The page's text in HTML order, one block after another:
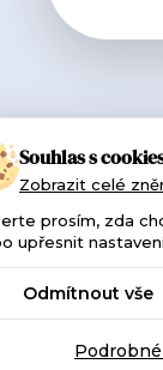
k
Souhlas s
Zobrazit celé
prosím, zda
upřesnit
Odmítnout vše